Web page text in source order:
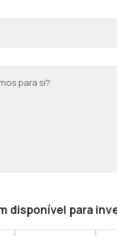
disponível para